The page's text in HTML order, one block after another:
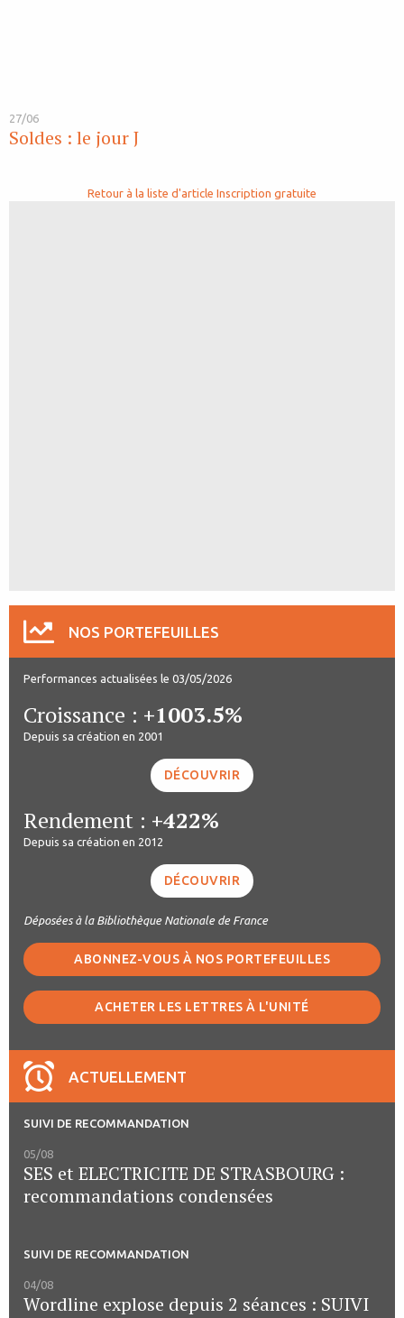
27/06
Soldes : le jour J
Retour à la liste d'article Inscription gratuite
NOS PORTEFEUILLES
Performances actualisées le 03/05/2026
Croissance : +1003.5%
Depuis sa création en 2001
DÉCOUVRIR
Rendement : +422%
Depuis sa création en 2012
DÉCOUVRIR
Déposées à la Bibliothèque Nationale de France
ABONNEZ-VOUS À NOS PORTEFEUILLES
ACHETER LES LETTRES À L'UNITÉ
ACTUELLEMENT
SUIVI DE RECOMMANDATION
05/08
SES et ELECTRICITE DE STRASBOURG :
recommandations condensées
SUIVI DE RECOMMANDATION
04/08
Wordline explose depuis 2 séances : SUIVI